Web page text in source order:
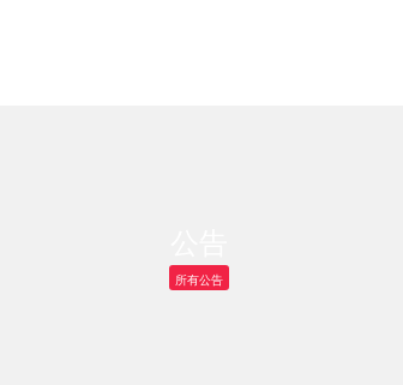
所有公告